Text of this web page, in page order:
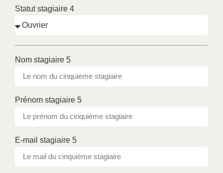
Statut stagiaire 4
Nom stagiaire 5
Prénom stagiaire 5
E-mail stagiaire 5